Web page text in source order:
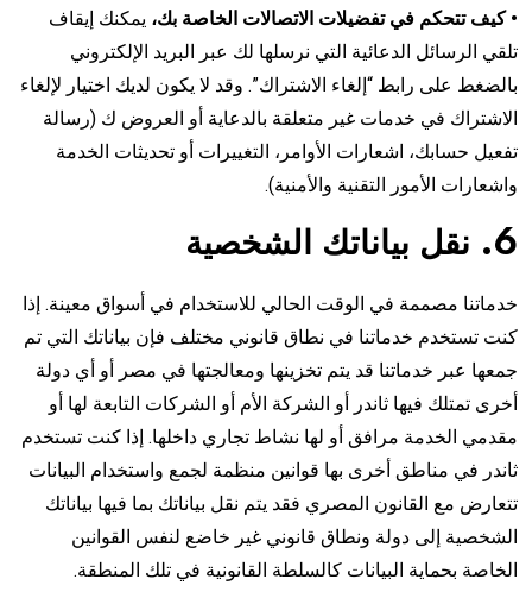
• كيف تتحكم في تفضيلات الاتصالات الخاصة بك، يمكنك إيقاف
تلقي الرسائل الدعائية التي نرسلها لك عبر البريد الإلكتروني
بالضغط على رابط “إلغاء الاشتراك”. وقد لا يكون لديك اختيار لإلغاء
الاشتراك في خدمات غير متعلقة بالدعاية أو العروض ك (رسالة
تفعيل حسابك، اشعارات الأوامر، التغييرات أو تحديثات الخدمة
واشعارات الأمور التقنية والأمنية).
6. نقل بياناتك الشخصية
خدماتنا مصممة في الوقت الحالي للاستخدام في أسواق معينة. إذا
كنت تستخدم خدماتنا في نطاق قانوني مختلف فإن بياناتك التي تم
جمعها عبر خدماتنا قد يتم تخزينها ومعالجتها في مصر أو أي دولة
أخرى تمتلك فيها ثاندر أو الشركة الأم أو الشركات التابعة لها أو
مقدمي الخدمة مرافق أو لها نشاط تجاري داخلها. إذا كنت تستخدم
ثاندر في مناطق أخرى بها قوانين منظمة لجمع واستخدام البيانات
تتعارض مع القانون المصري فقد يتم نقل بياناتك بما فيها بياناتك
الشخصية إلى دولة ونطاق قانوني غير خاضع لنفس القوانين
الخاصة بحماية البيانات كالسلطة القانونية في تلك المنطقة.